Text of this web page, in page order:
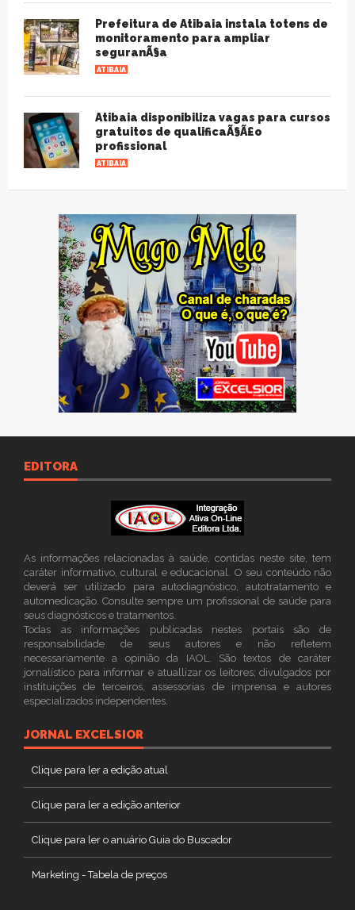
Prefeitura de Atibaia instala totens de
monitoramento para ampliar
seguranÃ§a
ATIBAIA
Atibaia disponibiliza vagas para cursos
gratuitos de qualificaÃ§Ã£o
profissional
ATIBAIA
EDITORA
As informações relacionadas à saúde, contidas neste site, tem
caráter informativo, cultural e educacional. O seu conteúdo não
deverá ser utilizado para autodiagnóstico, autotratamento e
automedicação. Consulte sempre um profissional de saúde para
seus diagnósticos e tratamentos.
Todas as informações publicadas nestes portais são de
responsabilidade de seus autores e não refletem
necessariamente a opinião da IAOL. São textos de caráter
jornalístico para informar e atuallizar os leitores; divulgados por
instituições de terceiros, assessorias de imprensa e autores
especializados independentes.
JORNAL EXCELSIOR
Clique para ler a edição atual
Clique para ler a edição anterior
Clique para ler o anuário Guia do Buscador
Marketing - Tabela de preços